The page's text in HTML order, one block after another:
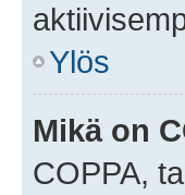
Ylös
Mikä on
COPPA,